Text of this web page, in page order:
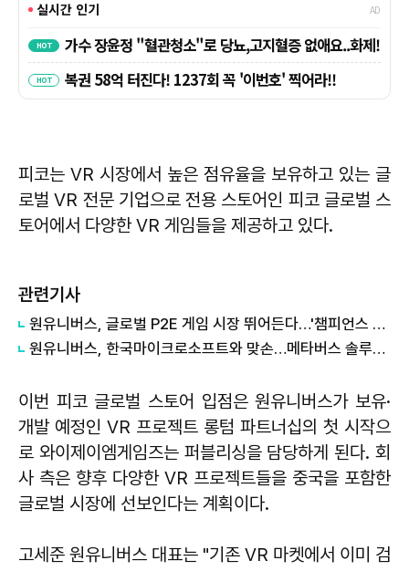
피코는 VR 시장에서 높은 점유율을 보유하고 있는 글
로벌 VR 전문 기업으로 전용 스토어인 피코 글로벌 스
토어에서 다양한 VR 게임들을 제공하고 있다.
관련기사
원유니버스, 글로벌 P2E 게임 시장 뛰어든다…'챔피언스 아레나' 출시
원유니버스, 한국마이크로소프트와 맞손…메타버스 솔루션 기술 협력 나선다
이번 피코 글로벌 스토어 입점은 원유니버스가 보유·
개발 예정인 VR 프로젝트 롱텀 파트너십의 첫 시작으
로 와이제이엠게임즈는 퍼블리싱을 담당하게 된다. 회
사 측은 향후 다양한 VR 프로젝트들을 중국을 포함한
글로벌 시장에 선보인다는 계획이다.
고세준 원유니버스 대표는 "기존 VR 마켓에서 이미 검